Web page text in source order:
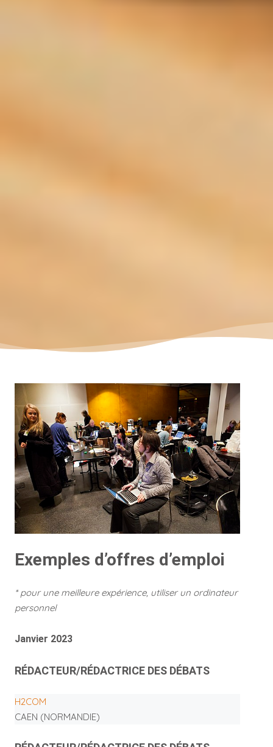
Exemples d’offres d’emploi
* pour une meilleure expérience, utiliser un ordinateur
personnel
Janvier 2023
RÉDACTEUR/RÉDACTRICE DES DÉBATS
H2COM
CAEN (NORMANDIE)